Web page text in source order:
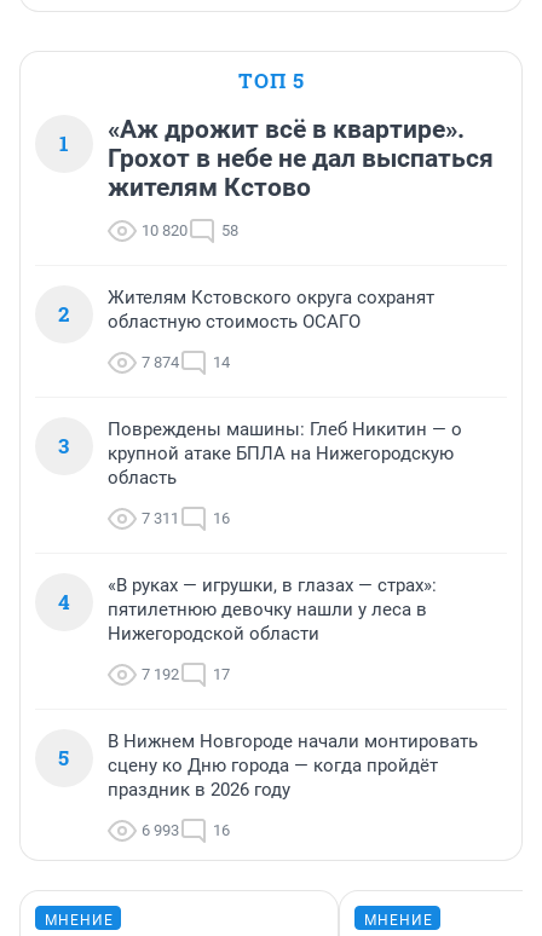
ТОП 5
1
«Аж дрожит всё в квартире».
Грохот в небе не дал выспаться
жителям Кстово
10 820 58
2
Жителям Кстовского округа сохранят
областную стоимость ОСАГО
7 874 14
3
Повреждены машины: Глеб Никитин — о
крупной атаке БПЛА на Нижегородскую
область
7 311 16
4
«В руках — игрушки, в глазах — страх»:
пятилетнюю девочку нашли у леса в
Нижегородской области
7 192 17
5
В Нижнем Новгороде начали монтировать
сцену ко Дню города — когда пройдёт
праздник в 2026 году
6 993 16
МНЕНИЕ МНЕНИЕ